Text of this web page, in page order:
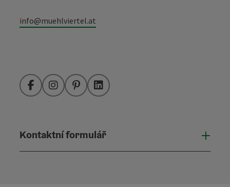
info@muehlviertel.at
FacebookInstagramPinterestLinkedIn
Kontaktní formulář